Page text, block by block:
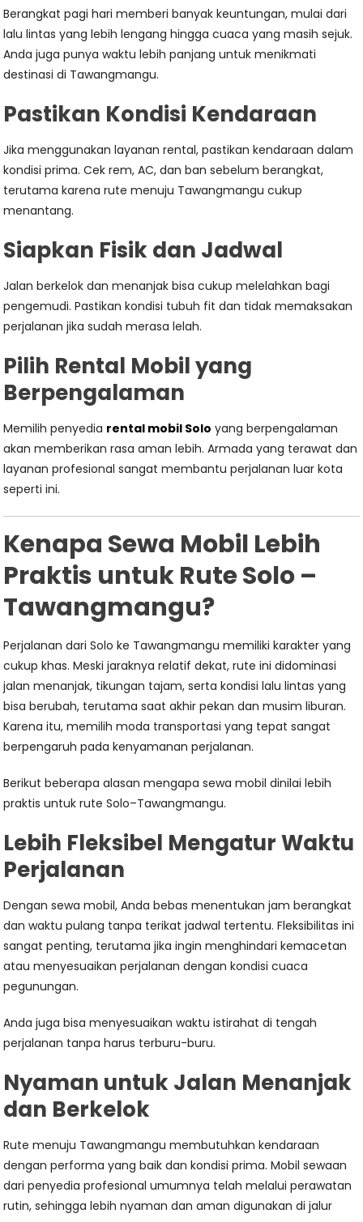
Berangkat pagi hari memberi banyak keuntungan, mulai dari
lalu lintas yang lebih lengang hingga cuaca yang masih sejuk.
Anda juga punya waktu lebih panjang untuk menikmati
destinasi di Tawangmangu.
Pastikan Kondisi Kendaraan
Jika menggunakan layanan rental, pastikan kendaraan dalam
kondisi prima. Cek rem, AC, dan ban sebelum berangkat,
terutama karena rute menuju Tawangmangu cukup
menantang.
Siapkan Fisik dan Jadwal
Jalan berkelok dan menanjak bisa cukup melelahkan bagi
pengemudi. Pastikan kondisi tubuh fit dan tidak memaksakan
perjalanan jika sudah merasa lelah.
Pilih Rental Mobil yang
Berpengalaman
Memilih penyedia rental mobil Solo yang berpengalaman
akan memberikan rasa aman lebih. Armada yang terawat dan
layanan profesional sangat membantu perjalanan luar kota
seperti ini.
Kenapa Sewa Mobil Lebih
Praktis untuk Rute Solo –
Tawangmangu?
Perjalanan dari Solo ke Tawangmangu memiliki karakter yang
cukup khas. Meski jaraknya relatif dekat, rute ini didominasi
jalan menanjak, tikungan tajam, serta kondisi lalu lintas yang
bisa berubah, terutama saat akhir pekan dan musim liburan.
Karena itu, memilih moda transportasi yang tepat sangat
berpengaruh pada kenyamanan perjalanan.
Berikut beberapa alasan mengapa sewa mobil dinilai lebih
praktis untuk rute Solo–Tawangmangu.
Lebih Fleksibel Mengatur Waktu
Perjalanan
Dengan sewa mobil, Anda bebas menentukan jam berangkat
dan waktu pulang tanpa terikat jadwal tertentu. Fleksibilitas ini
sangat penting, terutama jika ingin menghindari kemacetan
atau menyesuaikan perjalanan dengan kondisi cuaca
pegunungan.
Anda juga bisa menyesuaikan waktu istirahat di tengah
perjalanan tanpa harus terburu-buru.
Nyaman untuk Jalan Menanjak
dan Berkelok
Rute menuju Tawangmangu membutuhkan kendaraan
dengan performa yang baik dan kondisi prima. Mobil sewaan
dari penyedia profesional umumnya telah melalui perawatan
rutin, sehingga lebih nyaman dan aman digunakan di jalur